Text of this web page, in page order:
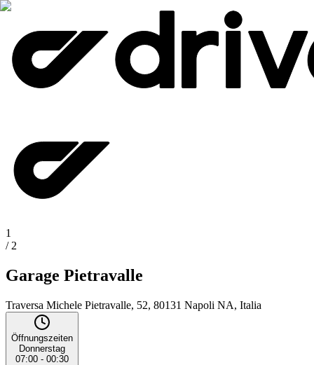
1
/ 2
Garage Pietravalle
Traversa Michele Pietravalle, 52, 80131 Napoli NA, Italia
Öffnungszeiten
Donnerstag
07:00 - 00:30